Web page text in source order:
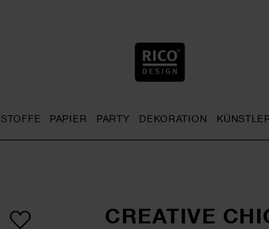
STOFFE PAPIER PARTY DEKORATION
CREATIVE